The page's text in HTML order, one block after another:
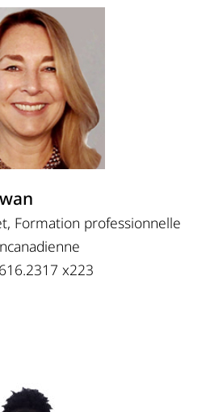
Formation professionnelle
x223